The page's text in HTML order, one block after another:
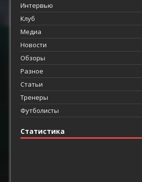
Интервью
Клуб
Медиа
Новости
Обзоры
Разное
Статьи
Тренеры
Футболисты
Статистика